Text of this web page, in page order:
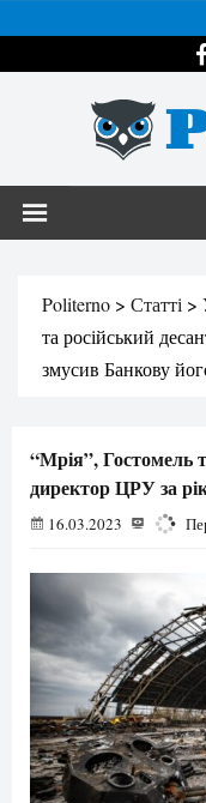
Politerno > Статті >
та російський
змусив Банкову
“Мрія”, Гостомель
директор ЦРУ за
16.03.2023 2487